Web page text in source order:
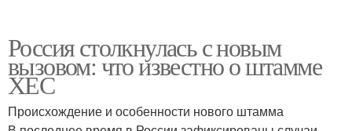
Россия столкнулась с новым
вызовом: что известно о штамме
ХЕС
Происхождение и особенности нового штамма